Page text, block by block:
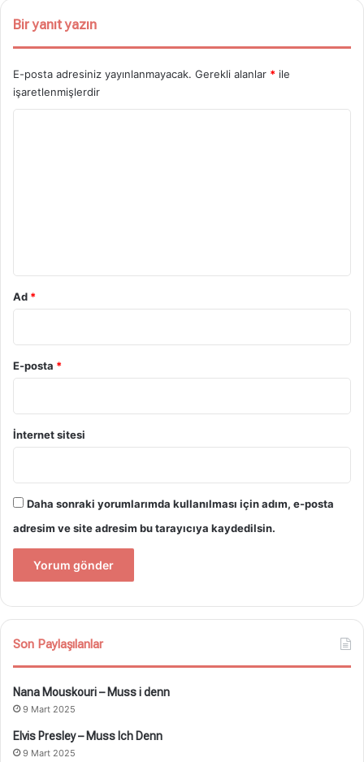
Bir yanıt yazın
E-posta adresiniz yayınlanmayacak. Gerekli alanlar * ile
işaretlenmişlerdir
Ad *
E-posta *
İnternet sitesi
Daha sonraki yorumlarımda kullanılması için adım, e-posta
adresim ve site adresim bu tarayıcıya kaydedilsin.
Son Paylaşılanlar
Nana Mouskouri – Muss i denn
9 Mart 2025
Elvis Presley – Muss Ich Denn
9 Mart 2025